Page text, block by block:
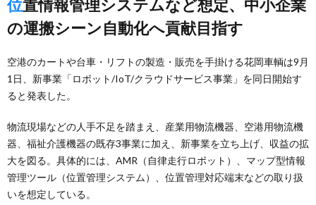
位置情報管理システムなど想定、中小企業
の運搬シーン自動化へ貢献目指す
空港のカートや台車・リフトの製造・販売を手掛ける花岡車輌は9月
1日、新事業「ロボット/IoT/クラウドサービス事業」を同日開始す
ると発表した。
物流現場などの人手不足を踏まえ、産業用物流機器、空港用物流機
器、福祉介護機器の既存3事業に加え、新事業を立ち上げ、収益の拡
大を図る。具体的には、AMR（自律走行ロボット）、マップ型情報
管理ツール（位置管理システム）、位置管理対応端末などの取り扱
いを想定している。